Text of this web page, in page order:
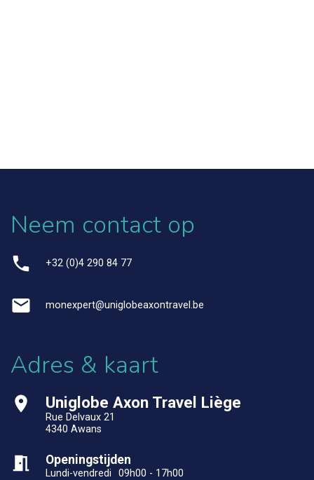
Neem contact op
+32 (0)4 290 84 77
monexpert@uniglobeaxontravel.be
Adres & kaart
Uniglobe Axon Travel Liège
Rue Delvaux 21
4340 Awans
Openingstijden
Lundi-vendredi 09h00 - 17h00